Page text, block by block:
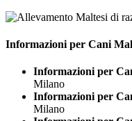
Informazioni per Cani
Informazioni per
Milano
Informazioni per
Milano